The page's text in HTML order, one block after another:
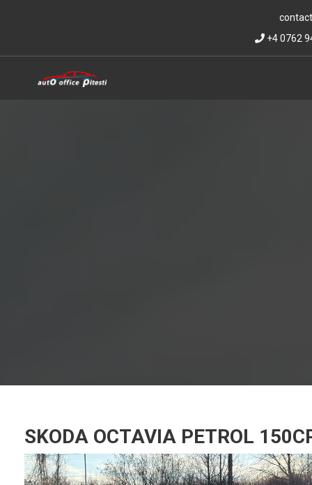
+4 0762
SKODA OCTAVIA PETROL